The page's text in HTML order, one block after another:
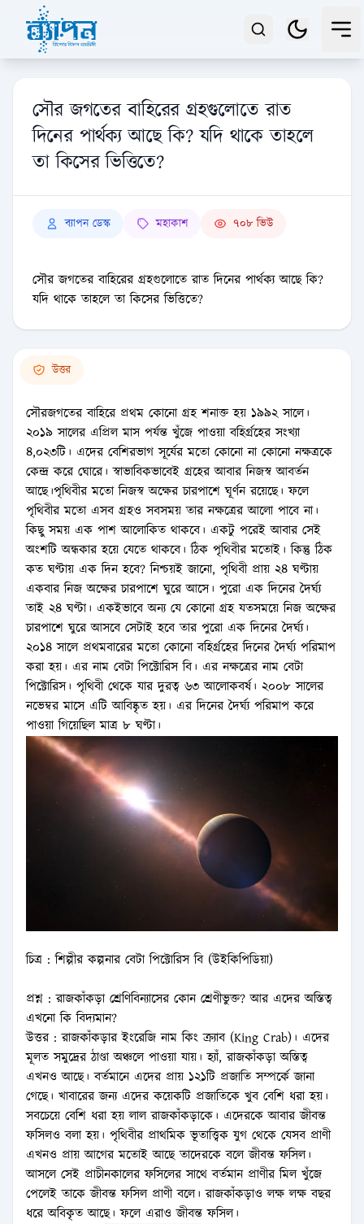
সৌর জগতের বাহিরের গ্রহগুলোতে রাত
দিনের পার্থক্য আছে কি? যদি থাকে তাহলে
তা কিসের ভিত্তিতে?
ব্যাপন ডেস্ক মহাকাশ ৭০৮ ভিউ
সৌর জগতের বাহিরের গ্রহগুলোতে রাত দিনের পার্থক্য আছে কি?
যদি থাকে তাহলে তা কিসের ভিত্তিতে?
উত্তর
সৌরজগতের বাহিরে প্রথম কোনো গ্রহ শনাক্ত হয় ১৯৯২ সালে।
২০১৯ সালের এপ্রিল মাস পর্যন্ত খুঁজে পাওয়া বহির্গ্রহের সংখ্যা
৪,০২৩টি। এদের বেশিরভাগ সূর্যের মতো কোনো না কোনো নক্ষত্রকে
কেন্দ্র করে ঘোরে। স্বাভাবিকভাবেই গ্রহের আবার নিজস্ব আবর্তন
আছে।পৃথিবীর মতো নিজস্ব অক্ষের চারপাশে ঘূর্ণন রয়েছে। ফলে
পৃথিবীর মতো এসব গ্রহও সবসময় তার নক্ষত্রের আলো পাবে না।
কিছু সময় এক পাশ আলোকিত থাকবে। একটু পরেই আবার সেই
অংশটি অন্ধকার হয়ে যেতে থাকবে। ঠিক পৃথিবীর মতোই। কিন্তু ঠিক
কত ঘণ্টায় এক দিন হবে? নিশ্চয়ই জানো, পৃথিবী প্রায় ২৪ ঘণ্টায়
একবার নিজ অক্ষের চারপাশে ঘুরে আসে। পুরো এক দিনের দৈর্ঘ্য
তাই ২৪ ঘণ্টা। একইভাবে অন্য যে কোনো গ্রহ যতসময়ে নিজ অক্ষের
চারপাশে ঘুরে আসবে সেটাই হবে তার পুরো এক দিনের দৈর্ঘ্য।
২০১৪ সালে প্রথমবারের মতো কোনো বহির্গ্রহের দিনের দৈর্ঘ্য পরিমাপ
করা হয়। এর নাম বেটা পিক্টোরিস বি। এর নক্ষত্রের নাম বেটা
পিক্টোরিস। পৃথিবী থেকে যার দুরত্ব ৬৩ আলোকবর্ষ। ২০০৮ সালের
নভেম্বর মাসে এটি আবিষ্কৃত হয়। এর দিনের দৈর্ঘ্য পরিমাপ করে
পাওয়া গিয়েছিল মাত্র ৮ ঘণ্টা।
চিত্র : শিল্পীর কল্পনার বেটা পিক্টোরিস বি (উইকিপিডিয়া)
প্রশ্ন : রাজকাঁকড়া শ্রেণিবিন্যাসের কোন শ্রেণীভুক্ত? আর এদের অস্তিত্ব
এখনো কি বিদ্যমান?
উত্তর : রাজকাঁকড়ার ইংরেজি নাম কিং ক্র্যাব (King Crab)। এদের
মূলত সমুদ্রের ঠাণ্ডা অঞ্চলে পাওয়া যায়। হ্যাঁ, রাজকাঁকড়া অস্তিত্ব
এখনও আছে। বর্তমানে এদের প্রায় ১২১টি প্রজাতি সম্পর্কে জানা
গেছে। খাবারের জন্য এদের কয়েকটি প্রজাতিকে খুব বেশি ধরা হয়।
সবচেয়ে বেশি ধরা হয় লাল রাজকাঁকড়াকে। এদেরকে আবার জীবন্ত
ফসিলও বলা হয়। পৃথিবীর প্রাথমিক ভূতাত্ত্বিক যুগ থেকে যেসব প্রাণী
এখনও প্রায় আগের মতোই আছে তাদেরকে বলে জীবন্ত ফসিল।
আসলে সেই প্রাচীনকালের ফসিলের সাথে বর্তমান প্রাণীর মিল খুঁজে
পেলেই তাকে জীবন্ত ফসিল প্রাণী বলে। রাজকাঁকড়াও লক্ষ লক্ষ বছর
ধরে অবিকৃত আছে। ফলে এরাও জীবন্ত ফসিল।